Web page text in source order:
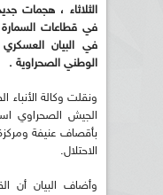
الثلاثاء ، هجمات
في قطاعات
الوطني الصحراوية .
ونقلت وكالة
الجيش الصحراوي
بأقصاف عنيفة
الاحتلال.
وأضاف البيان أن